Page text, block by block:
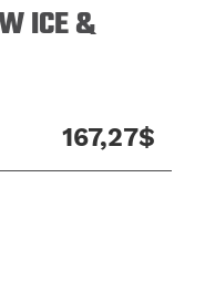
ICE &
167,27$